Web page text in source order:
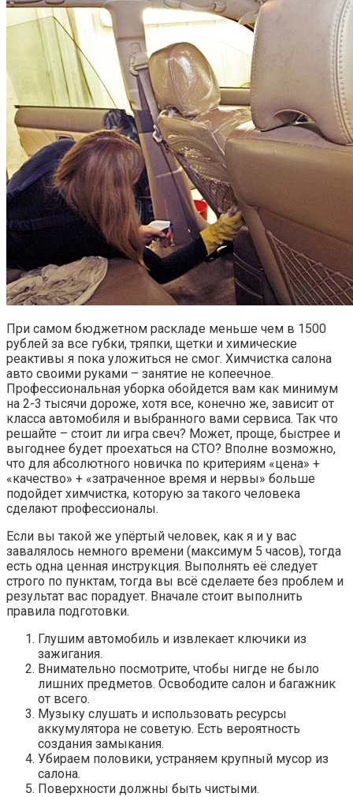
При самом бюджетном раскладе меньше чем в 1500
рублей за все губки, тряпки, щетки и химические
реактивы я пока уложиться не смог. Химчистка салона
авто своими руками – занятие не копеечное.
Профессиональная уборка обойдется вам как минимум
на 2-3 тысячи дороже, хотя все, конечно же, зависит от
класса автомобиля и выбранного вами сервиса. Так что
решайте – стоит ли игра свеч? Может, проще, быстрее и
выгоднее будет проехаться на СТО? Вполне возможно,
что для абсолютного новичка по критериям «цена» +
«качество» + «затраченное время и нервы» больше
подойдет химчистка, которую за такого человека
сделают профессионалы.
Если вы такой же упёртый человек, как я и у вас
завалялось немного времени (максимум 5 часов), тогда
есть одна ценная инструкция. Выполнять её следует
строго по пунктам, тогда вы всё сделаете без проблем и
результат вас порадует. Вначале стоит выполнить
правила подготовки.
Глушим автомобиль и извлекает ключики из
зажигания.
Внимательно посмотрите, чтобы нигде не было
лишних предметов. Освободите салон и багажник
от всего.
Музыку слушать и использовать ресурсы
аккумулятора не советую. Есть вероятность
создания замыкания.
Убираем половики, устраняем крупный мусор из
салона.
Поверхности должны быть чистыми.